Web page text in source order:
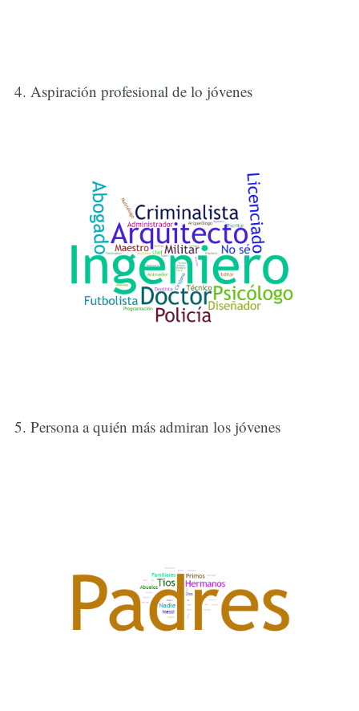
4. Aspiración profesional de lo jóvenes
5. Persona a quién más admiran los jóvenes